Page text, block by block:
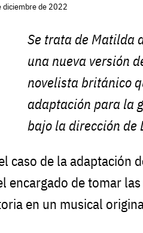
diciembre de 2022
Se trata de Matilda
una nueva versión
novelista británico
adaptación para la
bajo la dirección de
caso de la adaptación
encargado de tomar
en un musical